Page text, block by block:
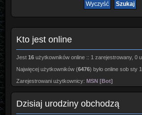
Kto jest online
Jest 16użytkowników online :: 1 zarejestrowany, 0
Najwięcej użytkowników (6476) było online sob sty
Zarejestrowani użytkownicy: MSN [Bot]
Dzisiaj urodziny obchodzą